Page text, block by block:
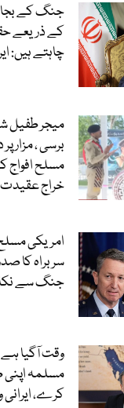
جنگ کے
کے ذریعے
چاہتے ہیں:
برسی ، مزار
مسلح افواج
خراج عقیدت
امریکی
سربراہ کا
جنگ سے
وقت آگیا
مسلمہ اپنی
کرے، ایرانی